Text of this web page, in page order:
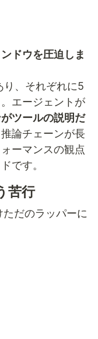
ドウを圧迫しま
り、それぞれに5
エージェントが
ツールの説明だ
論チェーンが長
ーマンスの観点
です。
苦行
だのラッパーに